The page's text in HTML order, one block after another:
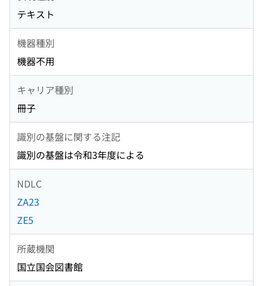
テキスト
機器種別
機器不用
キャリア種別
冊子
識別の基盤に関する注記
識別の基盤は令和3年度による
NDLC
ZA23
ZE5
所蔵機関
国立国会図書館